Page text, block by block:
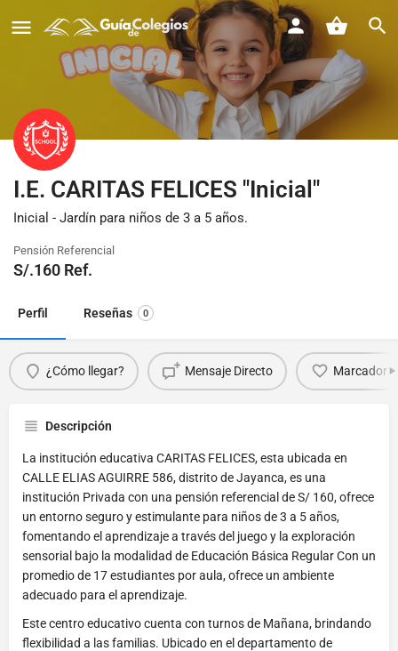
I.E. CARITAS FELICES "Inicial"
Inicial - Jardín para niños de 3 a 5 años.
Pensión Referencial
S/.160 Ref.
Perfil Reseñas 0
¿Cómo llegar? Mensaje Directo Marcador
Descripción
La institución educativa CARITAS FELICES, esta ubicada en
CALLE ELIAS AGUIRRE 586, distrito de Jayanca, es una
institución Privada con una pensión referencial de S/ 160, ofrece
un entorno seguro y estimulante para niños de 3 a 5 años,
fomentando el aprendizaje a través del juego y la exploración
sensorial bajo la modalidad de Educación Básica Regular Con un
promedio de 17 estudiantes por aula, ofrece un ambiente
adecuado para el aprendizaje.
Este centro educativo cuenta con turnos de Mañana, brindando
flexibilidad a las familias. Ubicado en el departamento de